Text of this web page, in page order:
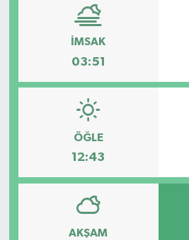
İMSAK
03:51
ÖĞLE
12:43
AKŞAM
HABERDE İNSAN
BİLİM VE TEKNOLOJİ
KAMPANYALAR
KÜLTÜR-SANAT
Magazin
POLİTİKA